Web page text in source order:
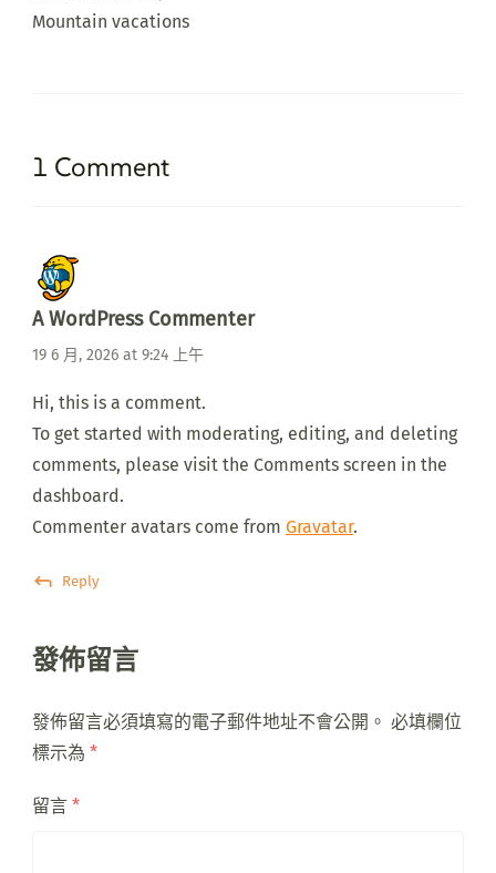
Mountain vacations
1 Comment
A WordPress Commenter
19 6 月, 2026 at 9:24 上午
Hi, this is a comment.
To get started with moderating, editing, and deleting
comments, please visit the Comments screen in the
dashboard.
Commenter avatars come from Gravatar.
Reply
發佈留言
發佈留言必須填寫的電子郵件地址不會公開。 必填欄位
標示為 *
留言 *